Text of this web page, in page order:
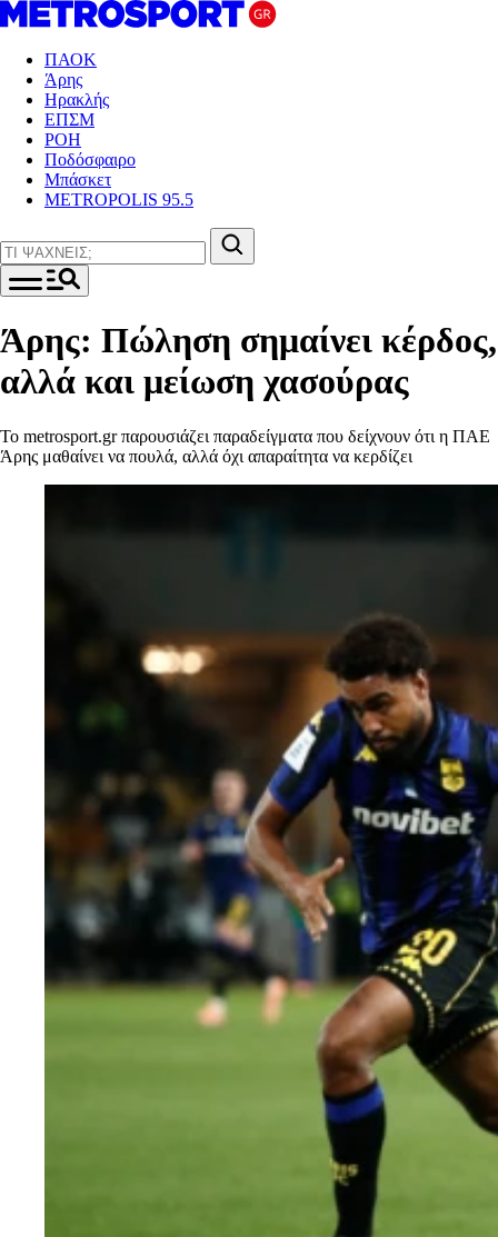
ΠΑΟΚ
Άρης
Ηρακλής
ΕΠΣΜ
ΡΟΗ
Ποδόσφαιρο
Μπάσκετ
METROPOLIS 95.5
Άρης: Πώληση σημαίνει κέρδος,
αλλά και μείωση χασούρας
Το metrosport.gr παρουσιάζει παραδείγματα που δείχνουν ότι η ΠΑΕ
Άρης μαθαίνει να πουλά, αλλά όχι απαραίτητα να κερδίζει